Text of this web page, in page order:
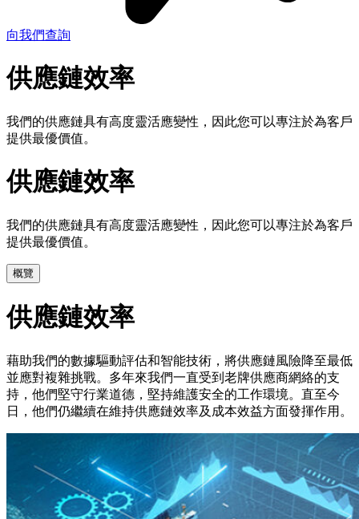
向我們查詢
供應鏈效率
我們的供應鏈具有高度靈活應變性，因此您可以專注於為客戶
提供最優價值。
供應鏈效率
我們的供應鏈具有高度靈活應變性，因此您可以專注於為客戶
提供最優價值。
概覽
供應鏈效率
藉助我們的數據驅動評估和智能技術，將供應鏈風險降至最低
並應對複雜挑戰。多年來我們一直受到老牌供應商網絡的支
持，他們堅守行業道德，堅持維護安全的工作環境。直至今
日，他們仍繼續在維持供應鏈效率及成本效益方面發揮作用。